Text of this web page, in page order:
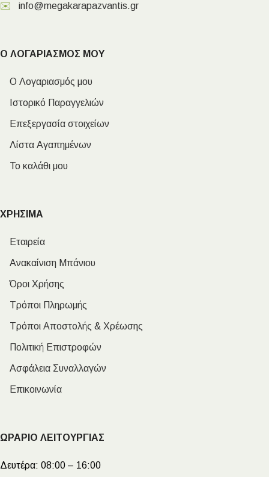
✉️ info@megakarapazvantis.gr
Ο ΛΟΓΑΡΙΑΣΜΟΣ ΜΟΥ
Ο Λογαριασμός μου
Ιστορικό Παραγγελιών
Επεξεργασία στοιχείων
Λίστα Αγαπημένων
Το καλάθι μου
ΧΡΗΣΙΜΑ
Εταιρεία
Ανακαίνιση Μπάνιου
Όροι Χρήσης
Τρόποι Πληρωμής
Τρόποι Αποστολής & Χρέωσης
Πολιτική Επιστροφών
Ασφάλεια Συναλλαγών
Επικοινωνία
ΩΡΑΡΙΟ ΛΕΙΤΟΥΡΓΙΑΣ
Δευτέρα: 08:00 – 16:00